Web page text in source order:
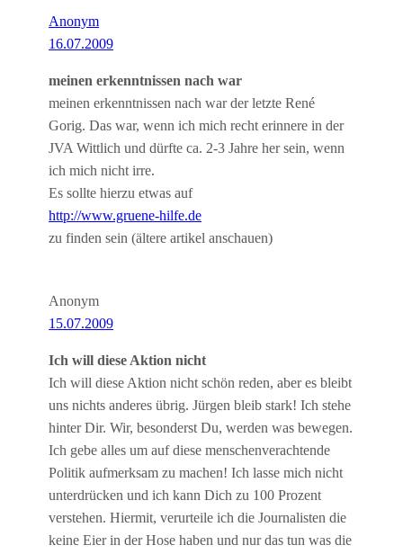
Anonym
16.07.2009
meinen erkenntnissen nach war
meinen erkenntnissen nach war der letzte René
Gorig. Das war, wenn ich mich recht erinnere in der
JVA Wittlich und dürfte ca. 2-3 Jahre her sein, wenn
ich mich nicht irre.
Es sollte hierzu etwas auf
http://www.gruene-hilfe.de
zu finden sein (ältere artikel anschauen)
Anonym
15.07.2009
Ich will diese Aktion nicht
Ich will diese Aktion nicht schön reden, aber es bleibt
uns nichts anderes übrig. Jürgen bleib stark! Ich stehe
hinter Dir. Wir, besonderst Du, werden was bewegen.
Ich gebe alles um auf diese menschenverachtende
Politik aufmerksam zu machen! Ich lasse mich nicht
unterdrücken und ich kann Dich zu 100 Prozent
verstehen. Hiermit, verurteile ich die Journalisten die
keine Eier in der Hose haben und nur das tun was die